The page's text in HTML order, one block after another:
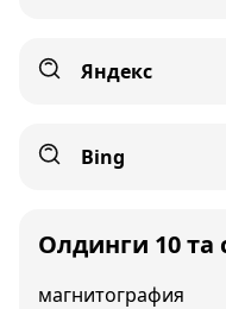
Яндекс
Bing
Олдинги 10 та
магнитография